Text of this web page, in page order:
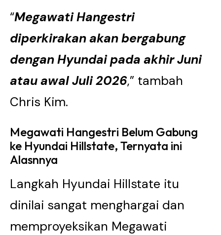
“Megawati Hangestri
diperkirakan akan bergabung
dengan Hyundai pada akhir Juni
atau awal Juli 2026,” tambah
Chris Kim.
Megawati Hangestri Belum Gabung
ke Hyundai Hillstate, Ternyata ini
Alasnnya
Langkah Hyundai Hillstate itu
dinilai sangat menghargai dan
memproyeksikan Megawati